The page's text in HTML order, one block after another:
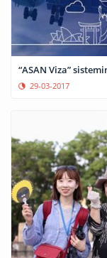
“ASAN Viza”
29-03-2017